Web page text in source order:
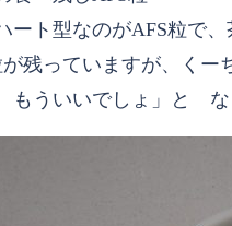
ト型なのがAFS粒で、
残っていますが、くー
もういいでしょ」と な